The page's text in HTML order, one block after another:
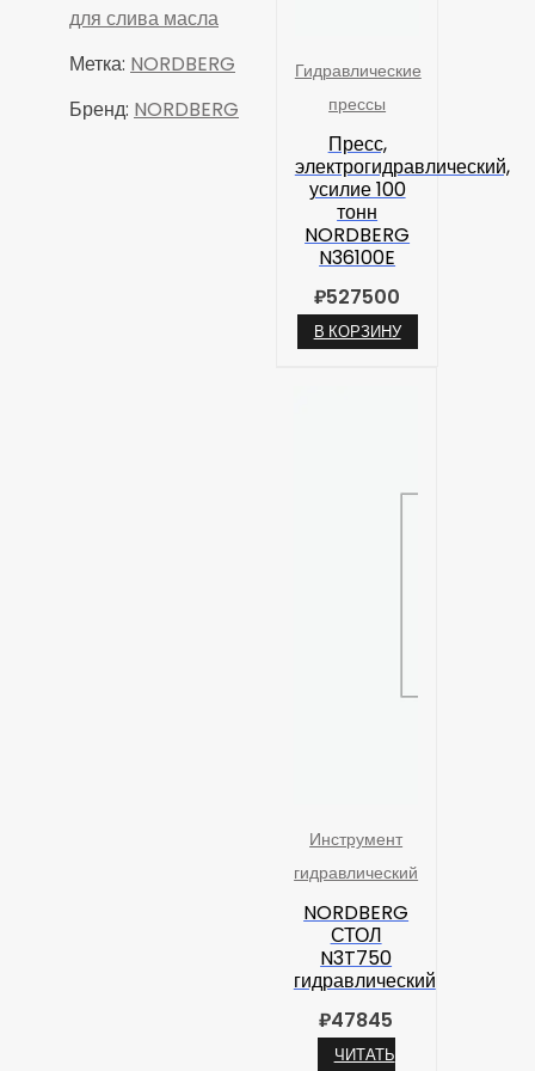
для слива масла
Метка: NORDBERG
Бренд: NORDBERG
Гидравлические
прессы
Пресс,
электрогидравлический,
усилие 100
тонн
NORDBERG
N36100E
₽527500
В КОРЗИНУ
Инструмент
гидравлический
NORDBERG
СТОЛ
N3T750
гидравлический
₽47845
ЧИТАТЬ